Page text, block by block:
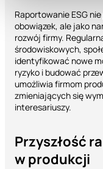
Raportowanie ESG
obowiązek, ale jako
rozwój firmy.
środowiskowych,
identyfikować nowe
ryzyko i budować
umożliwia firmom
zmieniających się
interesariuszy.
Przyszłość
w produkcji